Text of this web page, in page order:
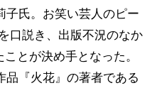
子氏。お笑い芸人のピー
口説き、出版不況のなか
とが決め手となった。
品『火花』の著者である